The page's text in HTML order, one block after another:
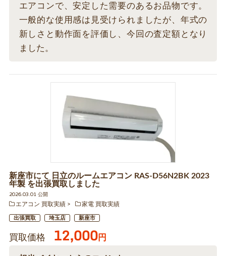
エアコンで、安定した需要のあるお品物です。
一般的な使用感は見受けられましたが、年式の
新しさと動作面を評価し、今回の査定額となり
ました。
新座市にて 日立のルームエアコン RAS-D56N2BK 2023
年製 を出張買取しました
2026.03.01 公開
エアコン 買取実績
家電 買取実績
出張買取 埼玉店 新座市
買取価格 12,000円